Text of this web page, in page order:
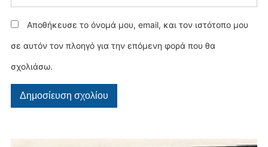
Αποθήκευσε το όνομά μου, email, και τον ιστότοπο μου
σε αυτόν τον πλοηγό για την επόμενη φορά που θα
σχολιάσω.